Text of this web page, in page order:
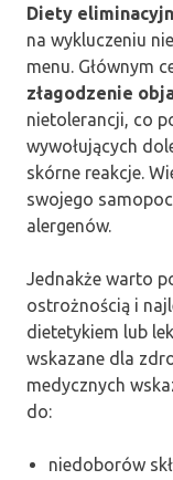
Diety
na wykluczeniu
menu. Głównym
złagodzenie
nietolerancji, co
wywołujących
skórne reakcje.
swojego
alergenów.
Jednakże warto
ostrożnością i
dietetykiem lub
wskazane dla
medycznych
do:
niedoborów